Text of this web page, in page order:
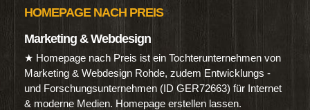
HOMEPAGE NACH PREIS
Marketing & Webdesign
★ Homepage nach Preis ist ein Tochterunternehmen von
Marketing & Webdesign Rohde, zudem Entwicklungs -
und Forschungsunternehmen (ID GER72663) für Internet
& moderne Medien. Homepage erstellen lassen.